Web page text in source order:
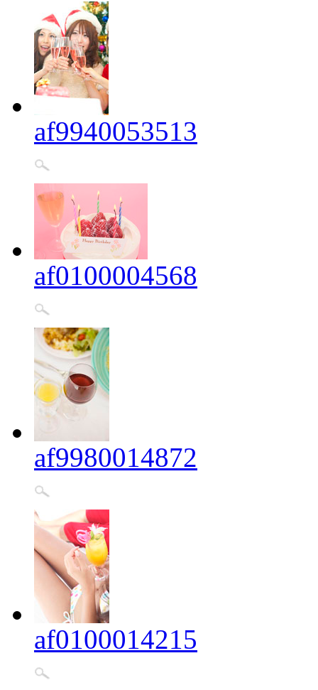
af9940053513
af0100004568
af9980014872
af0100014215